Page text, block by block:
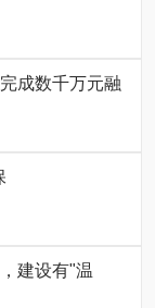
成数千万元融
建设有"温